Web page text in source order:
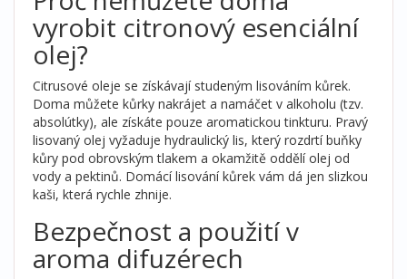
vyrobit citronový esenciální
olej?
Citrusové oleje se získávají studeným lisováním kůrek.
Doma můžete kůrky nakrájet a namáčet v alkoholu (tzv.
absolútky), ale získáte pouze aromatickou tinkturu. Pravý
lisovaný olej vyžaduje hydraulický lis, který rozdrtí buňky
kůry pod obrovským tlakem a okamžitě oddělí olej od
vody a pektinů. Domácí lisování kůrek vám dá jen slizkou
kaši, která rychle zhnije.
Bezpečnost a použití v
aroma difuzérech